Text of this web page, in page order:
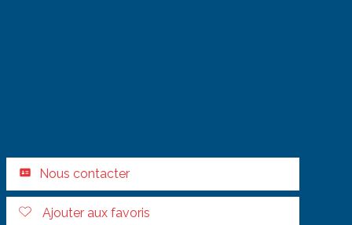
Nous contacter
Ajouter aux favoris